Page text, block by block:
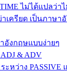
ไม่ได้แปลว่า
าเครียด เป็นภาษา
อังกฤษแบบง่ายๆ
& ADV
ะหว่าง PASSIVE